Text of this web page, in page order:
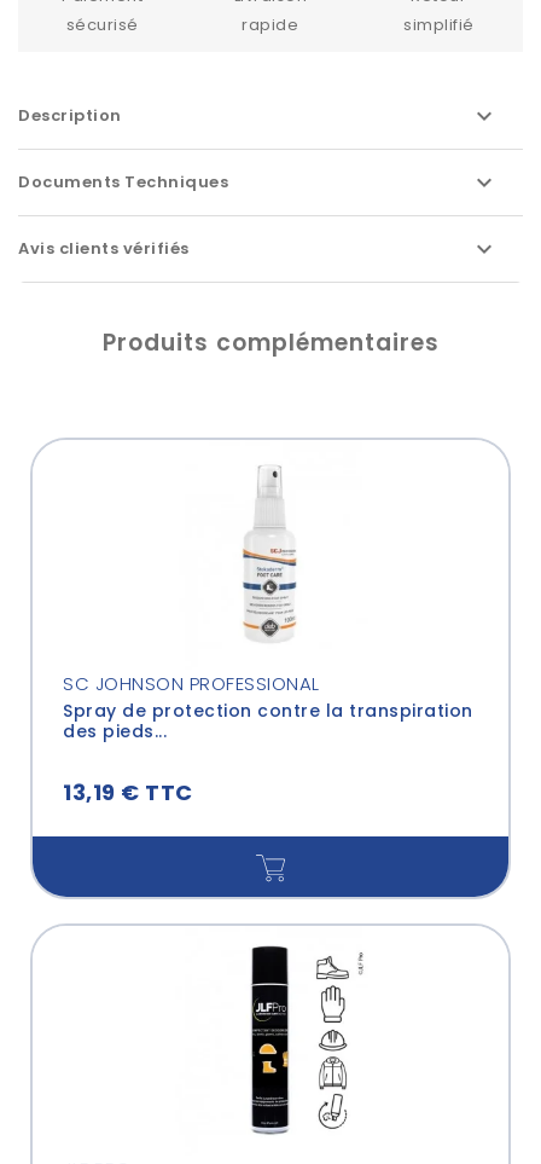
sécurisé
rapide
simplifié
Description
Documents Techniques
Avis clients vérifiés
Produits complémentaires
SC JOHNSON PROFESSIONAL
Spray de protection contre la transpiration
des pieds...
13,19 € TTC